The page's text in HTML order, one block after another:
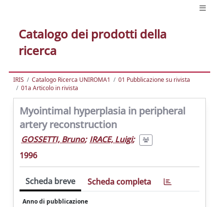
Catalogo dei prodotti della
ricerca
IRIS Catalogo Ricerca UNIROMA1
01 Pubblicazione su rivista
01a Articolo in rivista
Myointimal hyperplasia in peripheral
artery reconstruction
GOSSETTI, Bruno; IRACE, Luigi;
1996
Scheda breve Scheda completa
Anno di pubblicazione